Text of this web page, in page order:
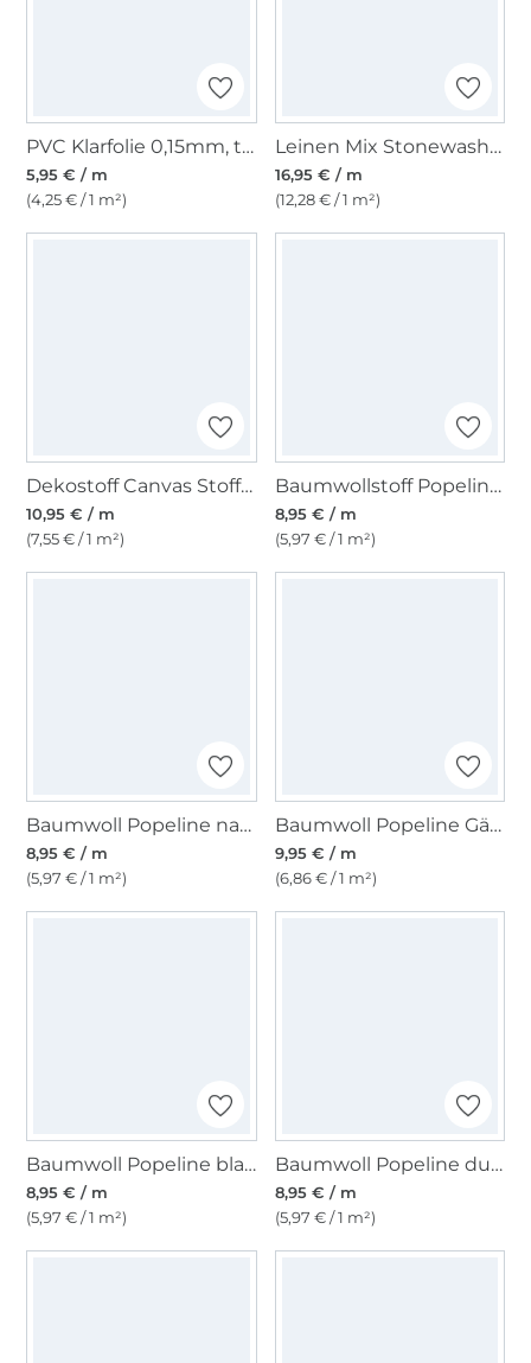
PVC Klarfolie 0,15mm, transparent
5,95 € / m
(4,25 € / 1 m²)
Leinen Mix Stonewashed, sand
16,95 € / m
(12,28 € / 1 m²)
Dekostoff Canvas Stoff uni, dunkelblau
10,95 € / m
(7,55 € / 1 m²)
Baumwollstoff Popeline lavendel
8,95 € / m
(5,97 € / 1 m²)
Baumwoll Popeline natur
8,95 € / m
(5,97 € / 1 m²)
Baumwoll Popeline Gänseblümchen, mint
9,95 € / m
(6,86 € / 1 m²)
Baumwoll Popeline blau
8,95 € / m
(5,97 € / 1 m²)
Baumwoll Popeline dunkelrot
8,95 € / m
(5,97 € / 1 m²)